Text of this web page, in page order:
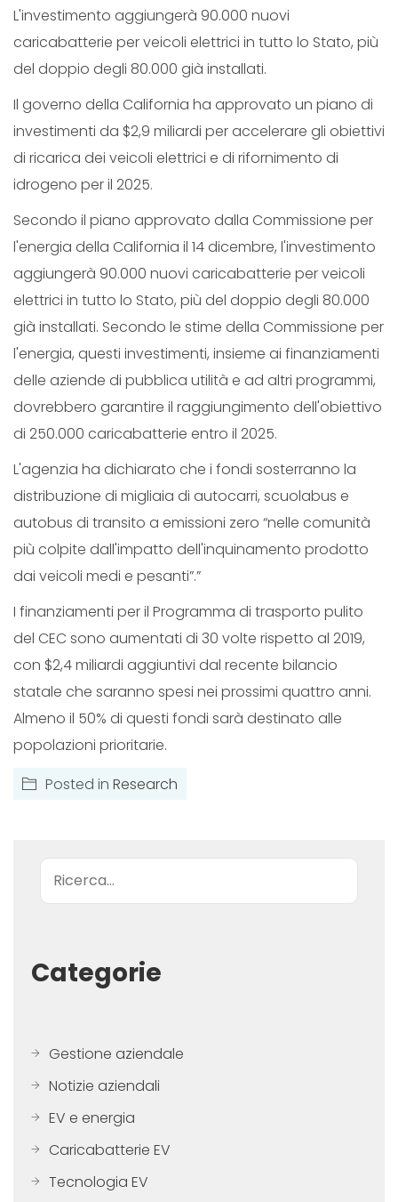
L'investimento aggiungerà 90.000 nuovi
caricabatterie per veicoli elettrici in tutto lo Stato, più
del doppio degli 80.000 già installati.
Il governo della California ha approvato un piano di
investimenti da $2,9 miliardi per accelerare gli obiettivi
di ricarica dei veicoli elettrici e di rifornimento di
idrogeno per il 2025.
Secondo il piano approvato dalla Commissione per
l'energia della California il 14 dicembre, l'investimento
aggiungerà 90.000 nuovi caricabatterie per veicoli
elettrici in tutto lo Stato, più del doppio degli 80.000
già installati. Secondo le stime della Commissione per
l'energia, questi investimenti, insieme ai finanziamenti
delle aziende di pubblica utilità e ad altri programmi,
dovrebbero garantire il raggiungimento dell'obiettivo
di 250.000 caricabatterie entro il 2025.
L'agenzia ha dichiarato che i fondi sosterranno la
distribuzione di migliaia di autocarri, scuolabus e
autobus di transito a emissioni zero “nelle comunità
più colpite dall'impatto dell'inquinamento prodotto
dai veicoli medi e pesanti”.”
I finanziamenti per il Programma di trasporto pulito
del CEC sono aumentati di 30 volte rispetto al 2019,
con $2,4 miliardi aggiuntivi dal recente bilancio
statale che saranno spesi nei prossimi quattro anni.
Almeno il 50% di questi fondi sarà destinato alle
popolazioni prioritarie.
Posted in Research
Ricerca
Categorie
Gestione aziendale
Notizie aziendali
EV e energia
Caricabatterie EV
Tecnologia EV